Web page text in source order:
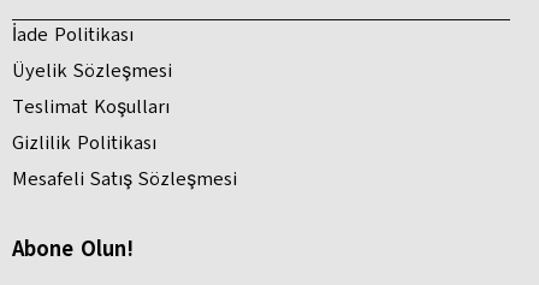
İade Politikası
Üyelik Sözleşmesi
Teslimat Koşulları
Gizlilik Politikası
Mesafeli Satış Sözleşmesi
Abone Olun!